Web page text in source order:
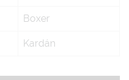
Boxer
Kardán